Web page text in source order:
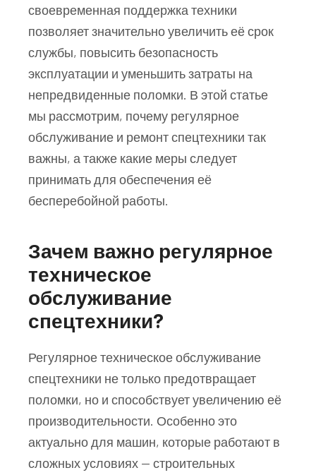
своевременная поддержка техники
позволяет значительно увеличить её срок
службы, повысить безопасность
эксплуатации и уменьшить затраты на
непредвиденные поломки. В этой статье
мы рассмотрим, почему регулярное
обслуживание и ремонт спецтехники так
важны, а также какие меры следует
принимать для обеспечения её
бесперебойной работы.
Зачем важно регулярное
техническое
обслуживание
спецтехники?
Регулярное техническое обслуживание
спецтехники не только предотвращает
поломки, но и способствует увеличению её
производительности. Особенно это
актуально для машин, которые работают в
сложных условиях — строительных